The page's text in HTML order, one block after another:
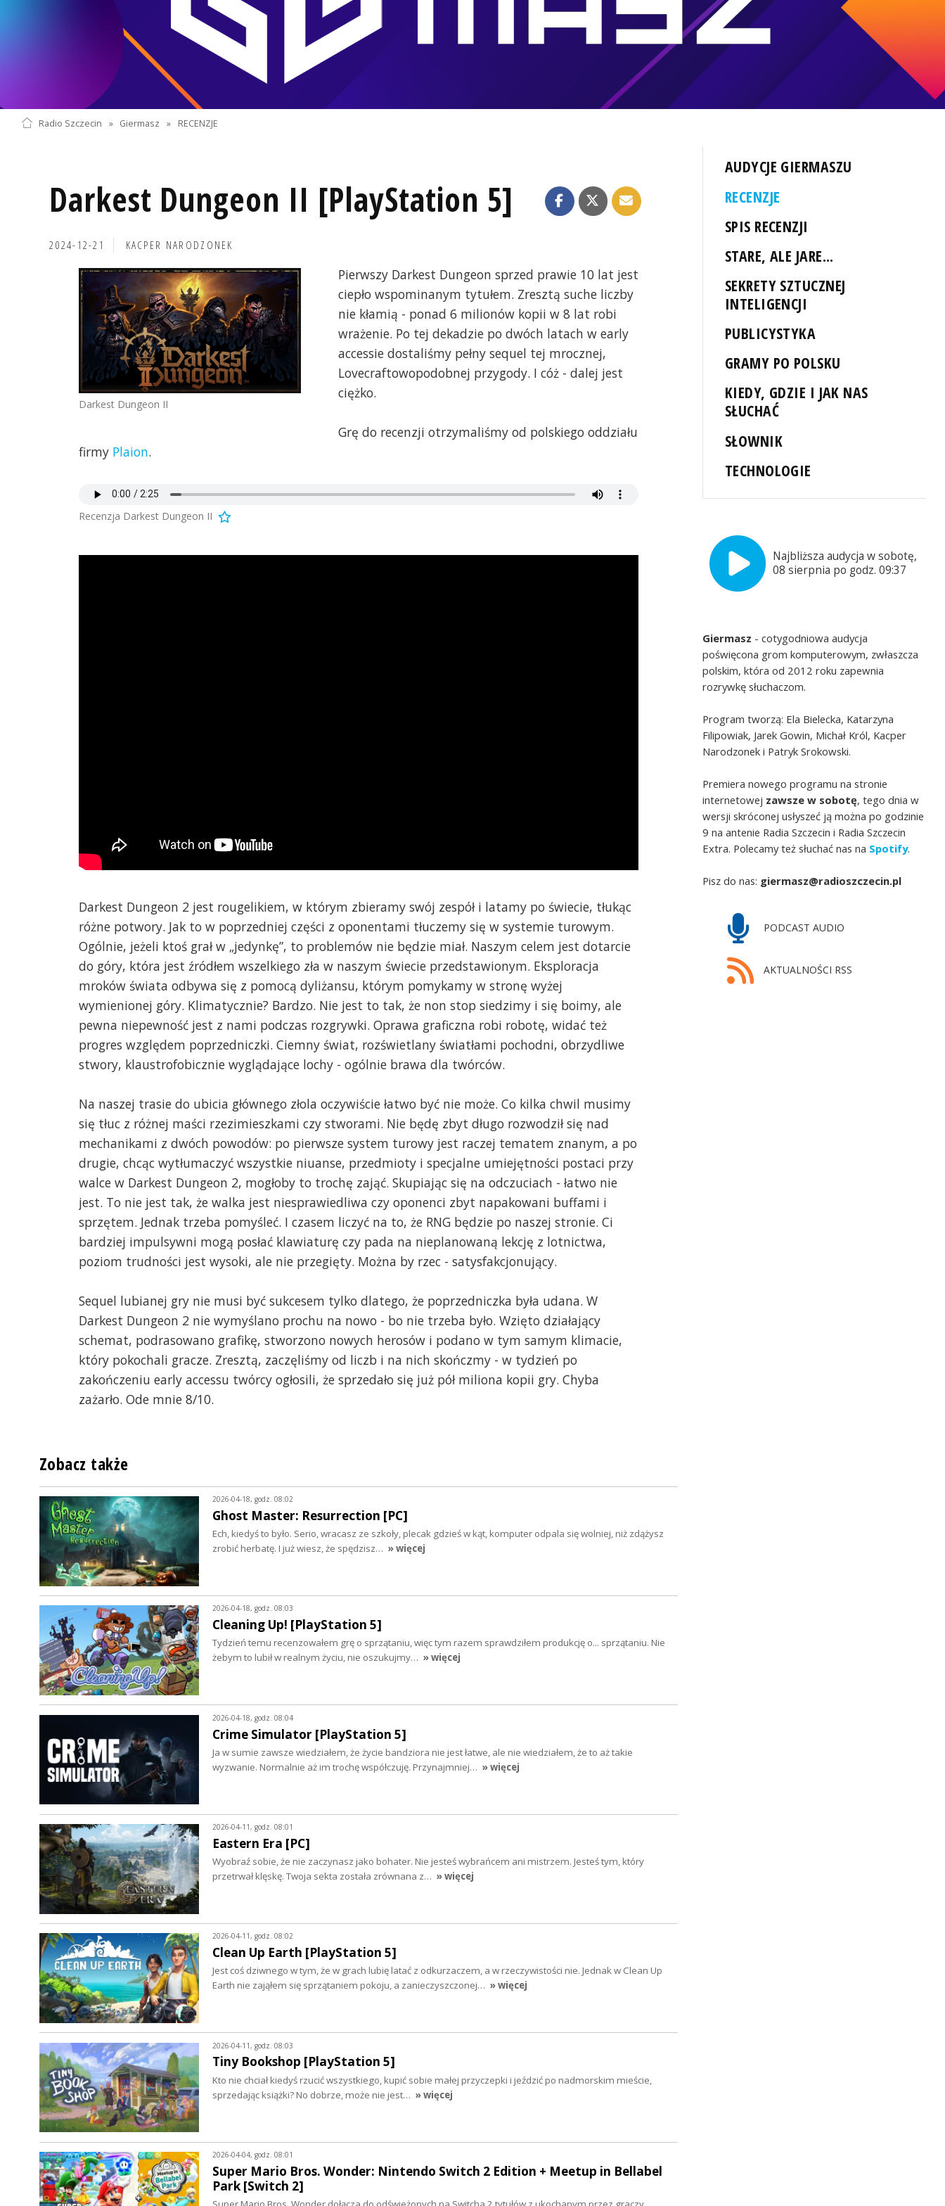
Radio Szczecin » Giermasz » RECENZJE
Darkest Dungeon II [PlayStation 5]
2024-12-21 KACPER NARODZONEK
Darkest Dungeon II
Pierwszy Darkest Dungeon sprzed prawie 10 lat jest
ciepło wspominanym tytułem. Zresztą suche liczby
nie kłamią - ponad 6 milionów kopii w 8 lat robi
wrażenie. Po tej dekadzie po dwóch latach w early
accessie dostaliśmy pełny sequel tej mrocznej,
Lovecraftowopodobnej przygody. I cóż - dalej jest
ciężko.
Grę do recenzji otrzymaliśmy od polskiego oddziału
firmy Plaion.
Recenzja Darkest Dungeon II
Darkest Dungeon 2 jest rougelikiem, w którym zbieramy swój zespół i latamy po świecie, tłukąc
różne potwory. Jak to w poprzedniej części z oponentami tłuczemy się w systemie turowym.
Ogólnie, jeżeli ktoś grał w „jedynkę”, to problemów nie będzie miał. Naszym celem jest dotarcie
do góry, która jest źródłem wszelkiego zła w naszym świecie przedstawionym. Eksploracja
mroków świata odbywa się z pomocą dyliżansu, którym pomykamy w stronę wyżej
wymienionej góry. Klimatycznie? Bardzo. Nie jest to tak, że non stop siedzimy i się boimy, ale
pewna niepewność jest z nami podczas rozgrywki. Oprawa graficzna robi robotę, widać też
progres względem poprzedniczki. Ciemny świat, rozświetlany światłami pochodni, obrzydliwe
stwory, klaustrofobicznie wyglądające lochy - ogólnie brawa dla twórców.
Na naszej trasie do ubicia głównego złola oczywiście łatwo być nie może. Co kilka chwil musimy
się tłuc z różnej maści rzezimieszkami czy stworami. Nie będę zbyt długo rozwodził się nad
mechanikami z dwóch powodów: po pierwsze system turowy jest raczej tematem znanym, a po
drugie, chcąc wytłumaczyć wszystkie niuanse, przedmioty i specjalne umiejętności postaci przy
walce w Darkest Dungeon 2, mogłoby to trochę zająć. Skupiając się na odczuciach - łatwo nie
jest. To nie jest tak, że walka jest niesprawiedliwa czy oponenci zbyt napakowani buffami i
sprzętem. Jednak trzeba pomyśleć. I czasem liczyć na to, że RNG będzie po naszej stronie. Ci
bardziej impulsywni mogą posłać klawiaturę czy pada na nieplanowaną lekcję z lotnictwa,
poziom trudności jest wysoki, ale nie przegięty. Można by rzec - satysfakcjonujący.
Sequel lubianej gry nie musi być sukcesem tylko dlatego, że poprzedniczka była udana. W
Darkest Dungeon 2 nie wymyślano prochu na nowo - bo nie trzeba było. Wzięto działający
schemat, podrasowano grafikę, stworzono nowych herosów i podano w tym samym klimacie,
który pokochali gracze. Zresztą, zaczęliśmy od liczb i na nich skończmy - w tydzień po
zakończeniu early accessu twórcy ogłosili, że sprzedało się już pół miliona kopii gry. Chyba
zażarło. Ode mnie 8/10.
AUDYCJE GIERMASZU
RECENZJE
SPIS RECENZJI
STARE, ALE JARE...
SEKRETY SZTUCZNEJ
INTELIGENCJI
PUBLICYSTYKA
GRAMY PO POLSKU
KIEDY, GDZIE I JAK NAS
SŁUCHAĆ
SŁOWNIK
TECHNOLOGIE
Najbliższa audycja w sobotę,
08 sierpnia po godz. 09:37
Giermasz - cotygodniowa audycja
poświęcona grom komputerowym, zwłaszcza
polskim, która od 2012 roku zapewnia
rozrywkę słuchaczom.
Program tworzą: Ela Bielecka, Katarzyna
Filipowiak, Jarek Gowin, Michał Król, Kacper
Narodzonek i Patryk Srokowski.
Premiera nowego programu na stronie
internetowej zawsze w sobotę, tego dnia w
wersji skróconej usłyszeć ją można po godzinie
9 na antenie Radia Szczecin i Radia Szczecin
Extra. Polecamy też słuchać nas na Spotify.
Pisz do nas: giermasz@radioszczecin.pl
PODCAST AUDIO
AKTUALNOŚCI RSS
Zobacz także
2026-04-18, godz. 08:02
Ghost Master: Resurrection [PC]
Ech, kiedyś to było. Serio, wracasz ze szkoły, plecak gdzieś w kąt, komputer odpala się wolniej, niż zdążysz
zrobić herbatę. I już wiesz, że spędzisz… » więcej
2026-04-18, godz. 08:03
Cleaning Up! [PlayStation 5]
Tydzień temu recenzowałem grę o sprzątaniu, więc tym razem sprawdziłem produkcję o... sprzątaniu. Nie
żebym to lubił w realnym życiu, nie oszukujmy… » więcej
2026-04-18, godz. 08:04
Crime Simulator [PlayStation 5]
Ja w sumie zawsze wiedziałem, że życie bandziora nie jest łatwe, ale nie wiedziałem, że to aż takie
wyzwanie. Normalnie aż im trochę współczuję. Przynajmniej… » więcej
2026-04-11, godz. 08:01
Eastern Era [PC]
Wyobraź sobie, że nie zaczynasz jako bohater. Nie jesteś wybrańcem ani mistrzem. Jesteś tym, który
przetrwał klęskę. Twoja sekta została zrównana z… » więcej
2026-04-11, godz. 08:02
Clean Up Earth [PlayStation 5]
Jest coś dziwnego w tym, że w grach lubię latać z odkurzaczem, a w rzeczywistości nie. Jednak w Clean Up
Earth nie zająłem się sprzątaniem pokoju, a zanieczyszczonej… » więcej
2026-04-11, godz. 08:03
Tiny Bookshop [PlayStation 5]
Kto nie chciał kiedyś rzucić wszystkiego, kupić sobie małej przyczepki i jeździć po nadmorskim mieście,
sprzedając książki? No dobrze, może nie jest… » więcej
2026-04-04, godz. 08:01
Super Mario Bros. Wonder: Nintendo Switch 2 Edition + Meetup in Bellabel
Park [Switch 2]